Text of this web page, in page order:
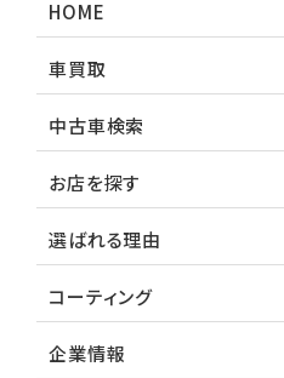
HOME
車買取
中古車検索
お店を探す
選ばれる理由
コーティング
企業情報